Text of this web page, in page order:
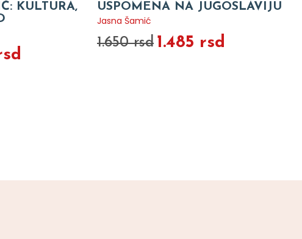
KULTURA,
USPOMENA NA JUGOSLAVIJU
Jasna Šamić
1.650 rsd 1.485 rsd